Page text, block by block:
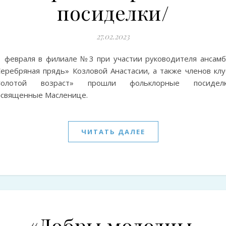
посиделки/
27.02.2023
февраля в филиале №3 при участии руководителя
прядь» Козловой Анастасии, а также членов
возраст» прошли фольклорные
Масленице.
ЧИТАТЬ ДАЛЕЕ